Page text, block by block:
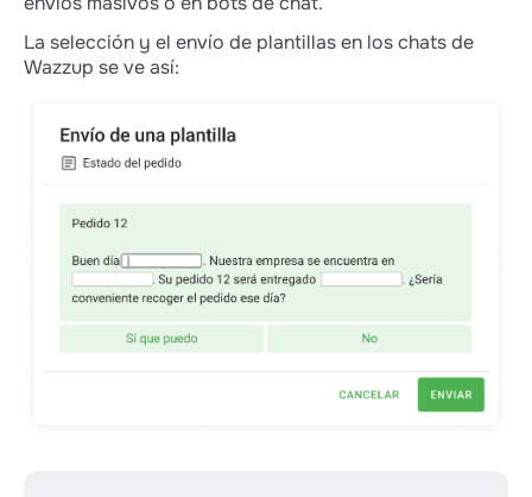
La selección y el envío de plantillas en los chats de
Wazzup se ve así: